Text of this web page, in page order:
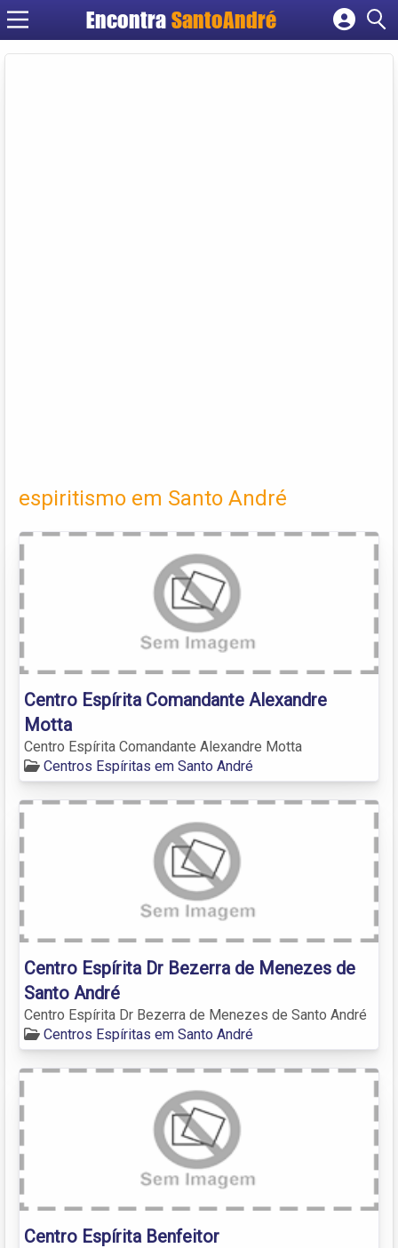
Encontra SantoAndré
Cadastrar empresa
espiritismo em Santo André
Centro Espírita Comandante Alexandre
Motta
Centro Espírita Comandante Alexandre Motta
Centros Espíritas em Santo André
Centro Espírita Dr Bezerra de Menezes de
Santo André
Centro Espírita Dr Bezerra de Menezes de Santo André
Centros Espíritas em Santo André
Centro Espírita Benfeitor